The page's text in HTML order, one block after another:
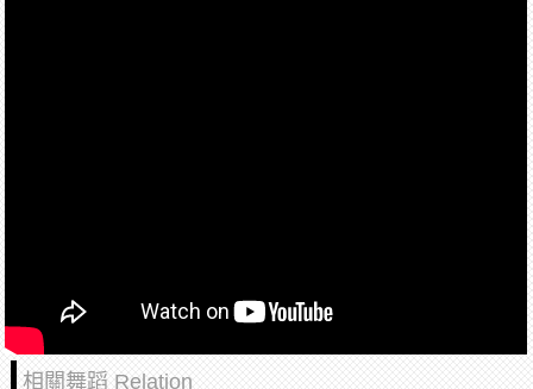
相關舞蹈 Relation